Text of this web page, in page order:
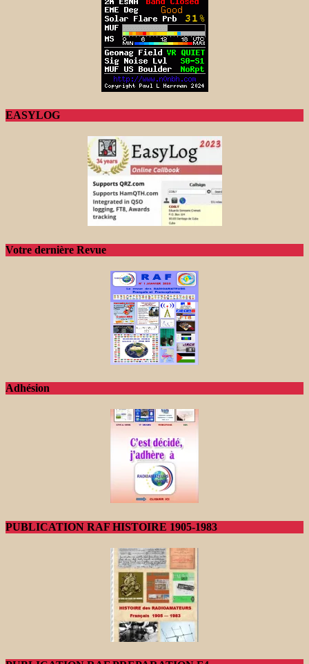
EASYLOG
Votre dernière Revue
Adhésion
PUBLICATION RAF HISTOIRE 1905-1983